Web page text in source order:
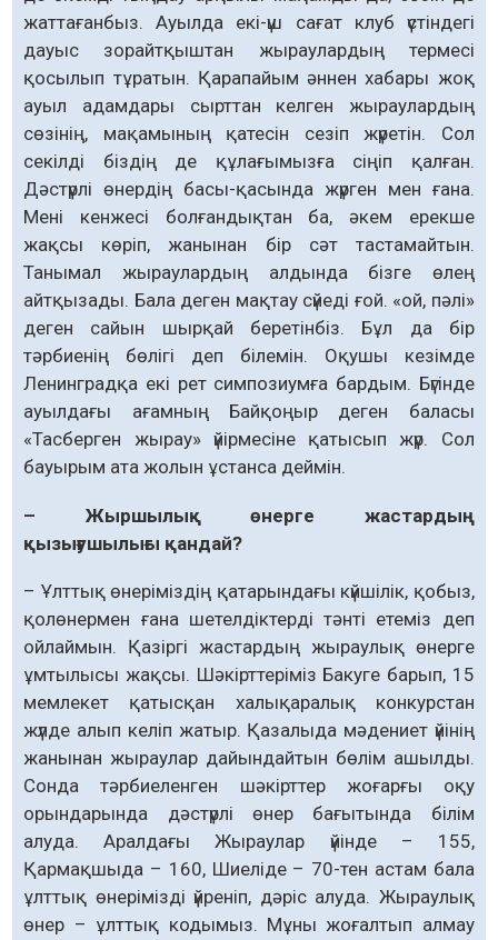
жаттағанбыз. Ауылда екі-үш сағат клуб үстіндегі
дауыс зорайтқыштан жыраулардың термесі
қосылып тұратын. Қарапайым әннен хабары жоқ
ауыл адамдары сырттан келген жыраулардың
сөзінің, мақамының қатесін сезіп жүретін. Сол
секілді біздің де құлағымызға сіңіп қалған.
Дәстүрлі өнердің басы-қасында жүрген мен ғана.
Мені кенжесі болғандықтан ба, әкем ерекше
жақсы көріп, жанынан бір сәт тастамайтын.
Танымал жыраулардың алдында бізге өлең
айтқызады. Бала деген мақтау сүйеді ғой. «ой, пәлі»
деген сайын шырқай беретінбіз. Бұл да бір
тәрбиенің бөлігі деп білемін. Оқушы кезімде
Ленинградқа екі рет симпозиумға бардым. Бүгінде
ауылдағы ағамның Байқоңыр деген баласы
«Тасберген жырау» үйірмесіне қатысып жүр. Сол
бауырым ата жолын ұстанса деймін.
– Жыршылық өнерге жастардың
қызығушылығы қандай?
– Ұлттық өнеріміздің қатарындағы күйшілік, қобыз,
қолөнермен ғана шетелдіктерді тәнті етеміз деп
ойлаймын. Қазіргі жастардың жыраулық өнерге
ұмтылысы жақсы. Шәкірттеріміз Бакуге барып, 15
мемлекет қатысқан халықаралық конкурстан
жүлде алып келіп жатыр. Қазалыда мәдениет үйінің
жанынан жыраулар дайындайтын бөлім ашылды.
Сонда тәрбиеленген шәкірттер жоғарғы оқу
орындарында дәстүрлі өнер бағытында білім
алуда. Аралдағы Жыраулар үйінде – 155,
Қармақшыда – 160, Шиеліде – 70-тен астам бала
ұлттық өнерімізді үйреніп, дәріс алуда. Жыраулық
өнер – ұлттық кодымыз. Мұны жоғалтып алмау